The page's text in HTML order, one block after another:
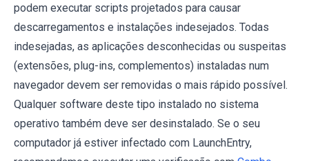
podem executar scripts projetados para causar
descarregamentos e instalações indesejados. Todas
indesejadas, as aplicações desconhecidas ou suspeitas
(extensões, plug-ins, complementos) instaladas num
navegador devem ser removidas o mais rápido possível.
Qualquer software deste tipo instalado no sistema
operativo também deve ser desinstalado. Se o seu
computador já estiver infectado com LaunchEntry,